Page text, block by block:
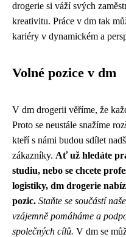
drogerie si váží svých
kreativitu. Práce v dm tak
kariéry v dynamickém a
Volné pozice v dm
V dm drogerii věříme, že
Proto se neustále snažíme
kteří s námi budou sdílet
zákazníky. Ať už hledáte
studiu, nebo se chcete
logistiky, dm drogerie
pozic. Staňte se součástí
vzájemně pomáháme a
společných cílů. V dm se